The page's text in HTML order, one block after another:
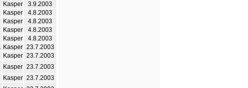
Kasper
3.9.2003
Kasper
4.8.2003
Kasper
4.8.2003
Kasper
4.8.2003
Kasper
4.8.2003
Kasper 23.7.2003
Kasper 23.7.2003
Kasper 23.7.2003
Kasper 23.7.2003